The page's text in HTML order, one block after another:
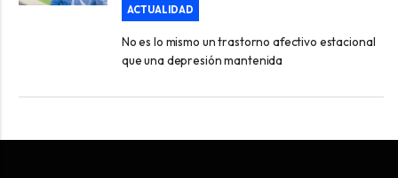
ACTUALIDAD
No es lo mismo un trastorno afectivo estacional
que una depresión mantenida